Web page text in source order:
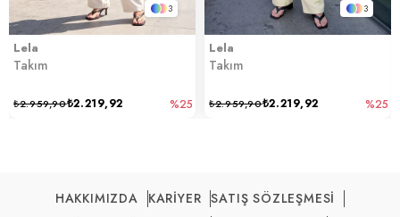
3
Lela
Takım
₺2.219,92
₺2.959,90 %25
3
Lela
Takım
₺2.219,92
₺2.959,90 %25
HAKKIMIZDA KARİYER SATIŞ SÖZLEŞMESİ